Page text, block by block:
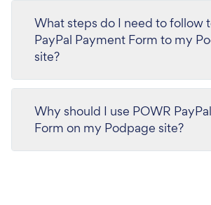
What steps do I need to follow
PayPal Payment Form to my
site?
Why should I use POWR
Form on my Podpage site?